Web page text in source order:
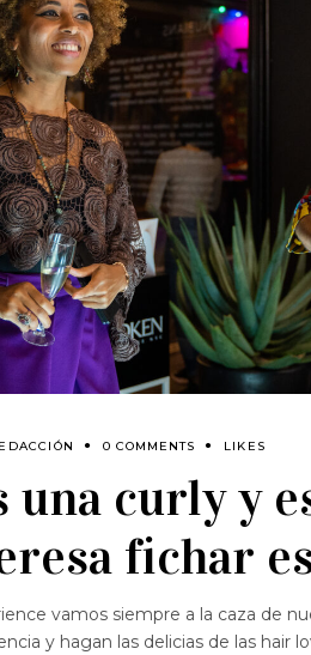
0 COMMENTS LIKES
una curly y
fichar
vamos siempre a la caza de
y hagan las delicias de las hair